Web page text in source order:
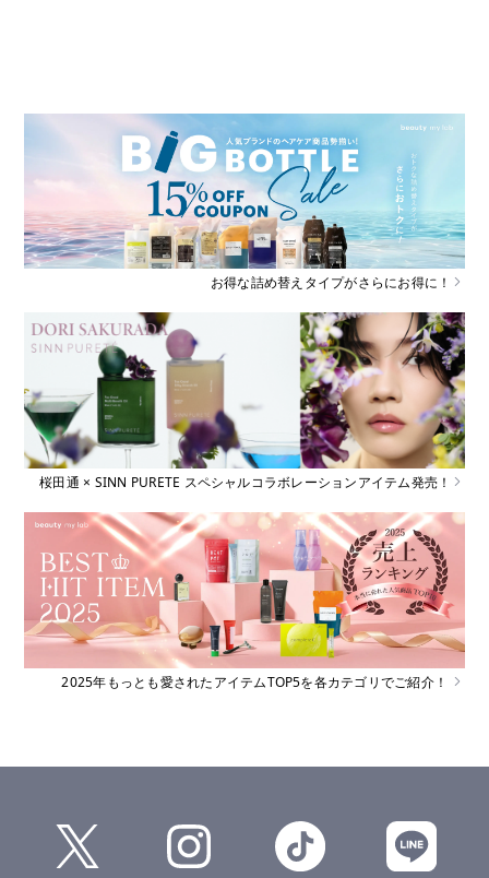
お得な詰め替えタイプがさらにお得に！
桜田通 × SINN PURETE スペシャルコラボレーションアイテム発売！
2025年もっとも愛されたアイテムTOP5を各カテゴリでご紹介！